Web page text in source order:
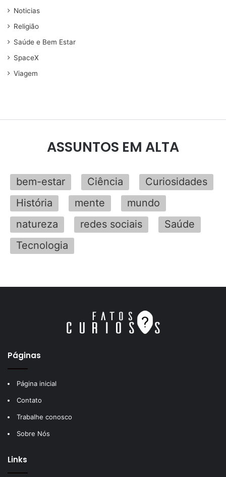
Noticias
Religião
Saúde e Bem Estar
SpaceX
Viagem
ASSUNTOS EM ALTA
bem-estar Ciência
Curiosidades
História
mente
mundo
natureza
redes sociais
Saúde
Tecnologia
Páginas
Página inicial
Contato
Trabalhe conosco
Sobre Nós
Links